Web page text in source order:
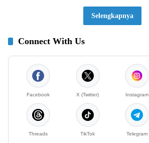
Selengkapnya
Connect With Us
Facebook X (Twitter) Instagram
Threads TikTok Telegram